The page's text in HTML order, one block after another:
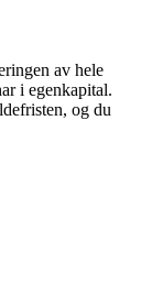
av hele
i egenkapital.
og du